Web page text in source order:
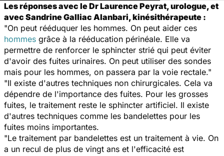
Les réponses avec le Dr Laurence Peyrat, urologue, et
avec Sandrine Galliac Alanbari, kinésithérapeute :
"On peut rééduquer les hommes. On peut aider ces
hommes grâce à la rééducation périnéale. Elle va
permettre de renforcer le sphincter strié qui peut éviter
d'avoir des fuites urinaires. On peut utiliser des sondes
mais pour les hommes, on passera par la voie rectale."
"Il existe d'autres techniques non chirurgicales. Cela va
dépendre de l'importance des fuites. Pour les grosses
fuites, le traitement reste le sphincter artificiel. Il existe
d'autres techniques comme les bandelettes pour les
fuites moins importantes.
"Le traitement par bandelettes est un traitement à vie. On
a un recul de plus de vingt ans et l'efficacité est